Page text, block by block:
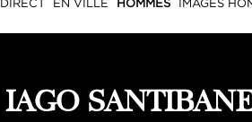
DIRECT EN VILLE HOMMES IMAGES
IAGO